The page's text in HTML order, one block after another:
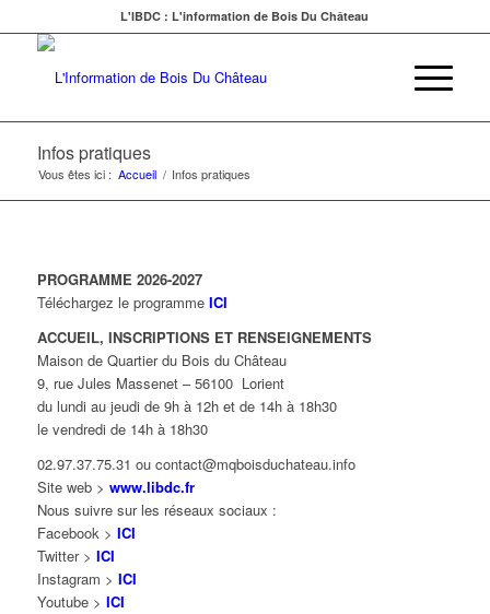
L'IBDC : L'information de Bois Du Château
Infos pratiques
Vous êtes ici : Accueil / Infos pratiques
PROGRAMME 2026-2027
Téléchargez le programme ICI
ACCUEIL, INSCRIPTIONS ET RENSEIGNEMENTS
Maison de Quartier du Bois du Château
9, rue Jules Massenet – 56100 Lorient
du lundi au jeudi de 9h à 12h et de 14h à 18h30
le vendredi de 14h à 18h30
02.97.37.75.31 ou contact@mqboisduchateau.info
Site web > www.libdc.fr
Nous suivre sur les réseaux sociaux :
Facebook > ICI
Twitter > ICI
Instagram > ICI
Youtube > ICI